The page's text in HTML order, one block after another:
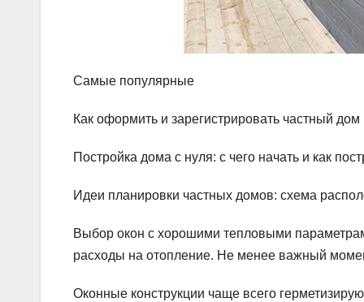
Самые популярные
Как оформить и зарегистрировать частный дом
Постройка дома с нуля: с чего начать и как
Идеи планировки частных домов: схема
Выбор окон с хорошими тепловыми
расходы на отопление. Не менее важный
Оконные конструкции чаще всего